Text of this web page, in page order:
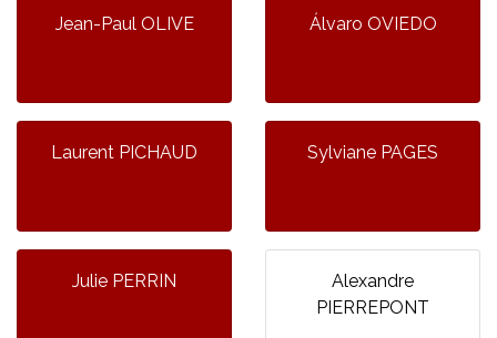
Jean-Paul OLIVE Álvaro OVIEDO
Laurent PICHAUD Sylviane PAGES
Julie PERRIN
Alexandre
PIERREPONT